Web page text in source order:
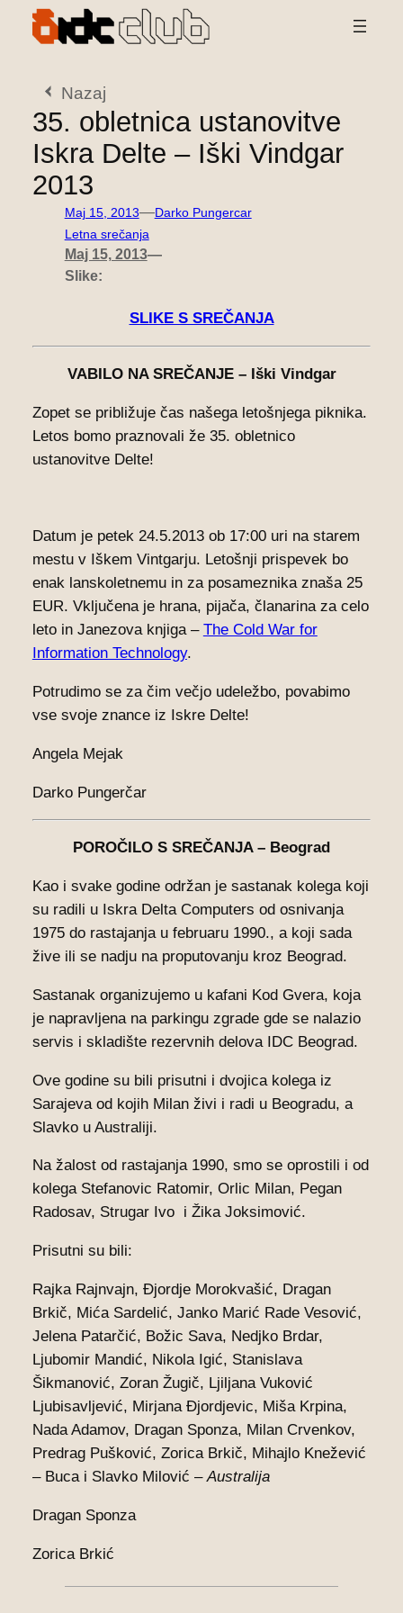
Preskoči
Nazaj
35. obletnica ustanovitve
Iskra Delte – Iški Vindgar
2013
Maj 15, 2013—Darko Pungercar
Letna srečanja
Maj 15, 2013—
Slike:
SLIKE S SREČANJA
VABILO NA SREČANJE – Iški Vindgar
Zopet se približuje čas našega letošnjega piknika.
Letos bomo praznovali že 35. obletnico
ustanovitve Delte!
Datum je petek 24.5.2013 ob 17:00 uri na starem
mestu v Iškem Vintgarju. Letošnji prispevek bo
enak lanskoletnemu in za posameznika znaša 25
EUR. Vključena je hrana, pijača, članarina za celo
leto in Janezova knjiga – The Cold War for
Information Technology.
Potrudimo se za čim večjo udeležbo, povabimo
vse svoje znance iz Iskre Delte!
Angela Mejak
Darko Pungerčar
POROČILO S SREČANJA – Beograd
Kao i svake godine održan je sastanak kolega koji
su radili u Iskra Delta Computers od osnivanja
1975 do rastajanja u februaru 1990., a koji sada
žive ili se nadju na proputovanju kroz Beograd.
Sastanak organizujemo u kafani Kod Gvera, koja
je napravljena na parkingu zgrade gde se nalazio
servis i skladište rezervnih delova IDC Beograd.
Ove godine su bili prisutni i dvojica kolega iz
Sarajeva od kojih Milan živi i radi u Beogradu, a
Slavko u Australiji.
Na žalost od rastajanja 1990, smo se oprostili i od
kolega Stefanovic Ratomir, Orlic Milan, Pegan
Radosav, Strugar Ivo i Žika Joksimović.
Prisutni su bili:
Rajka Rajnvajn, Đjordje Morokvašić, Dragan
Brkič, Mića Sardelić, Janko Marić Rade Vesović,
Jelena Patarčić, Božic Sava, Nedjko Brdar,
Ljubomir Mandić, Nikola Igić, Stanislava
Šikmanović, Zoran Žugič, Ljiljana Vuković
Ljubisavljević, Mirjana Đjordjevic, Miša Krpina,
Nada Adamov, Dragan Sponza, Milan Crvenkov,
Predrag Pušković, Zorica Brkič, Mihajlo Knežević
– Buca i Slavko Milović –Australija
Dragan Sponza
Zorica Brkić